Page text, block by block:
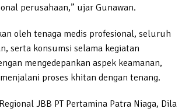
perusahaan,” ujar Gunawan.
oleh tenaga medis profesional, seluruh
serta konsumsi selama kegiatan
mengedepankan aspek keamanan,
proses khitan dengan tenang.
JBB PT Pertamina Patra Niaga, Dila